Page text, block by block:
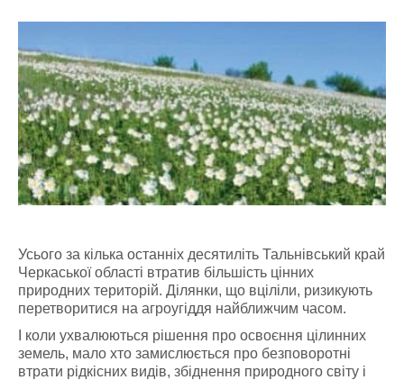
Усього за кілька останніх десятиліть Тальнівський край
Черкаської області втратив більшість цінних
природних територій. Ділянки, що вціліли, ризикують
перетворитися на агроугіддя найближчим часом.
І коли ухвалюються рішення про освоєння цілинних
земель, мало хто замислюється про безповоротні
втрати рідкісних видів, збіднення природного світу і